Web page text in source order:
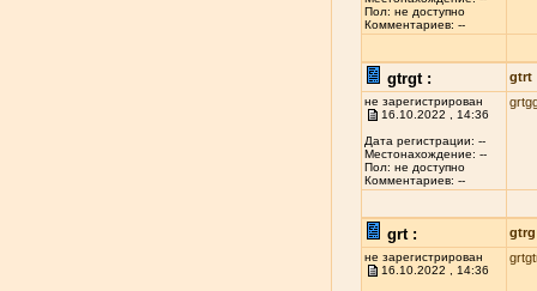
Пол: не доступно
Комментариев: --
gtrgt : gtrt
не зарегистрирован
16.10.2022 , 14:36
Дата регистрации: --
Местонахождение: --
Пол: не доступно
Комментариев: --
grt : gtrg
не зарегистрирован
16.10.2022 , 14:36